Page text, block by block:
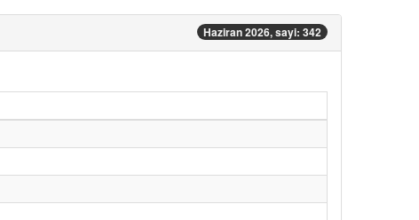
Haziran 2026, sayi: 342